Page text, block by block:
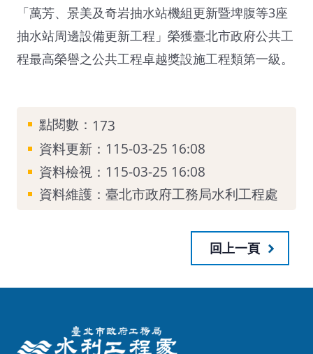
「萬芳、景美及奇岩抽水站機組更新暨埤腹等3座
抽水站周邊設備更新工程」榮獲臺北市政府公共工
程最高榮譽之公共工程卓越獎設施工程類第一級。
點閱數： 173
資料更新：115-03-25 16:08
資料檢視：115-03-25 16:08
資料維護：臺北市政府工務局水利工程處
回上一頁